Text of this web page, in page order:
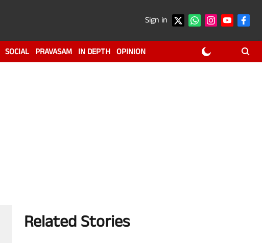
Sign in
SOCIAL PRAVASAM IN DEPTH OPINION
Related Stories